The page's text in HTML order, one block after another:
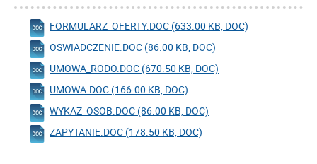
FORMULARZ_OFERTY.DOC (633.00 KB, DOC)
OSWIADCZENIE.DOC (86.00 KB, DOC)
UMOWA_RODO.DOC (670.50 KB, DOC)
UMOWA.DOC (166.00 KB, DOC)
WYKAZ_OSOB.DOC (86.00 KB, DOC)
ZAPYTANIE.DOC (178.50 KB, DOC)